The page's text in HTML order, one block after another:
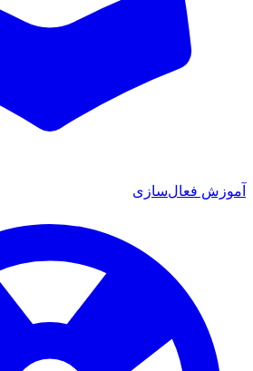
آموزش فعال‌سازی